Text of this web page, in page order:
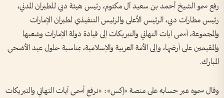
رفع سمو الشيخ أحمد بن سعيد آل مكتوم، رئيس هيئة دبي للطيران المدني،
رئيس مطارات دبي، الرئيس الأعلى والرئيس التنفيذي لطيران الإمارات
والمجموعة، أسمى آيات التهاني والتبريكات إلى قيادة دولة الإمارات وشعبها
والمقيمين على أرضها، وإلى الأمة العربية والإسلامية، بمناسبة حلول عيد الأضحى
المبارك.
وقال سموه عبر حسابه على منصة «إكس»: «نرفع أسمى آيات التهاني والتبريكات